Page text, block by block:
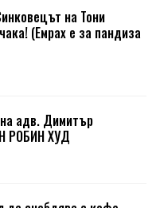
на Тони
(Емрах е за пандиза
адв. Димитър
РОБИН ХУД